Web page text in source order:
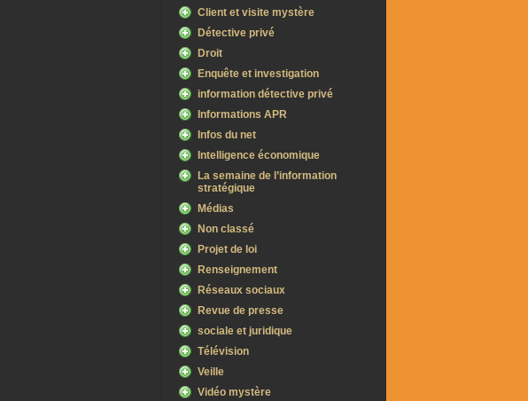
Client et visite mystère
Détective privé
Droit
Enquête et investigation
information détective privé
Informations APR
Infos du net
Intelligence économique
La semaine de l’information
stratégique
Médias
Non classé
Projet de loi
Renseignement
Réseaux sociaux
Revue de presse
sociale et juridique
Télévision
Veille
Vidéo mystère